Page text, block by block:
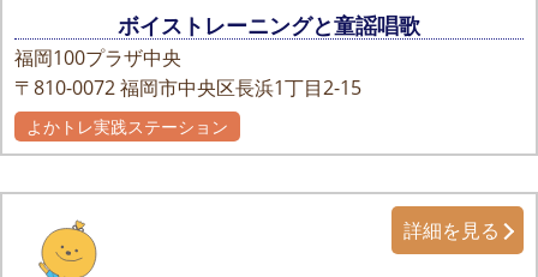
ボイストレーニングと童謡唱歌
福岡100プラザ中央
〒810-0072福岡市中央区長浜1丁目2-15
よかトレ実践ステーション
詳細を見る